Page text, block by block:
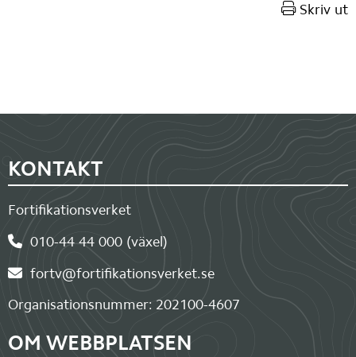
Skriv ut
Sidfot
KONTAKT
Fortifikationsverket
010-44 44 000 (växel)
fortv@fortifikationsverket.se
Organisationsnummer: 202100-4607
OM WEBBPLATSEN